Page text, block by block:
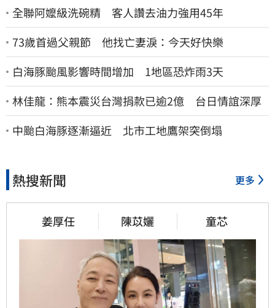
全聯阿嬤級洗碗精 客人讚去油力強用45年
73歲首過父親節 他找亡妻淚：今天好快樂
白海豚颱風影響時間增加 1地區恐炸雨3天
林佳龍：熊本震災台灣捐款已逾2億 台日情誼深厚
中颱白海豚逐漸逼近 北市工地鷹架突倒塌
熱搜新聞 更多
姜厚任 陳苡孋 童芯